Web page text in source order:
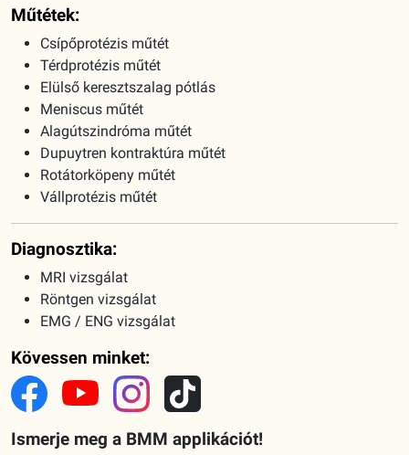
Műtétek:
Csípőprotézis műtét
Térdprotézis műtét
Elülső keresztszalag pótlás
Meniscus műtét
Alagútszindróma műtét
Dupuytren kontraktúra műtét
Rotátorköpeny műtét
Vállprotézis műtét
Diagnosztika:
MRI vizsgálat
Röntgen vizsgálat
EMG / ENG vizsgálat
Kövessen minket:
Ismerje meg a BMM applikációt!